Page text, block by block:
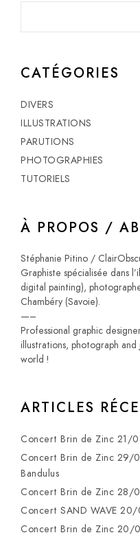
CATÉGORIES
DIVERS
ILLUSTRATIONS
PARUTIONS
PHOTOGRAPHIES
TUTORIELS
À PROPOS /
Stéphanie Pitino /
Graphiste spécialisée dans
digital painting),
Chambéry (Savoie).
—–
Professional graphic
illustrations, photograph
world !
ARTICLES
Concert Brin de Zinc 21/
Concert Brin de Zinc 29/
Bandulus
Concert Brin de Zinc 28/
Concert SAND WAVE
Concert Brin de Zinc 20/